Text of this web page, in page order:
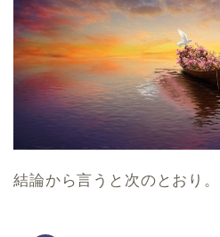
結論から言うと次のとおり。